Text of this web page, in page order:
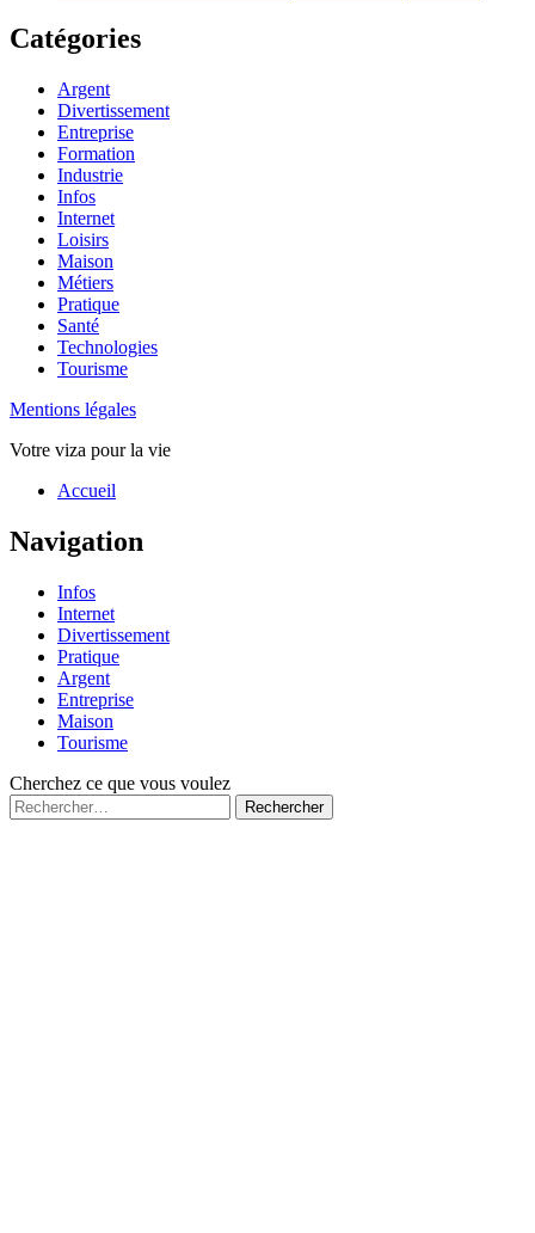
Catégories
Argent
Divertissement
Entreprise
Formation
Industrie
Infos
Internet
Loisirs
Maison
Métiers
Pratique
Santé
Technologies
Tourisme
Mentions légales
Votre viza pour la vie
Haut
page
Accueil
Navigation
Infos
Internet
Divertissement
Pratique
Argent
Entreprise
Maison
Tourisme
Cherchez ce que vous voulez
Rechercher :